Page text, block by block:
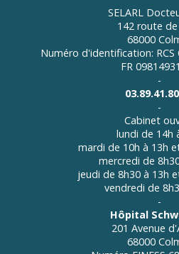
SELARL
142 route
68000
Numéro d'identification: RCS
FR
-
-
Cabinet
lundi de 14h
mardi de 10h à 13h
mercredi de
jeudi de 8h30 à 13h
vendredi de
-
Hôpital
201 Avenue
68000